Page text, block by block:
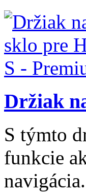
Držiak
S týmto
funkcie
navigácia.